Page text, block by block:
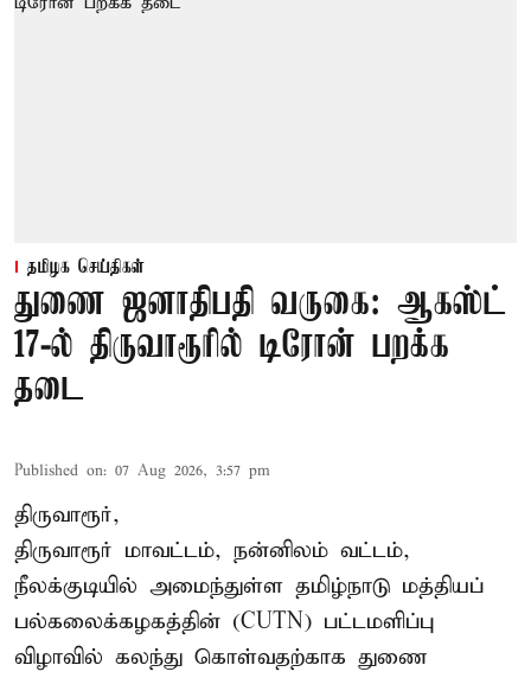
தமிழக செய்திகள்
துணை ஜனாதிபதி வருகை: ஆகஸ்ட்
17-ல் திருவாரூரில் டிரோன் பறக்க
தடை
Published on: 07 Aug 2026, 3:57 pm
திருவாரூர்,
திருவாரூர் மாவட்டம், நன்னிலம் வட்டம்,
நீலக்குடியில் அமைந்துள்ள தமிழ்நாடு மத்தியப்
பல்கலைக்கழகத்தின் (CUTN) பட்டமளிப்பு
விழாவில் கலந்து கொள்வதற்காக துணை